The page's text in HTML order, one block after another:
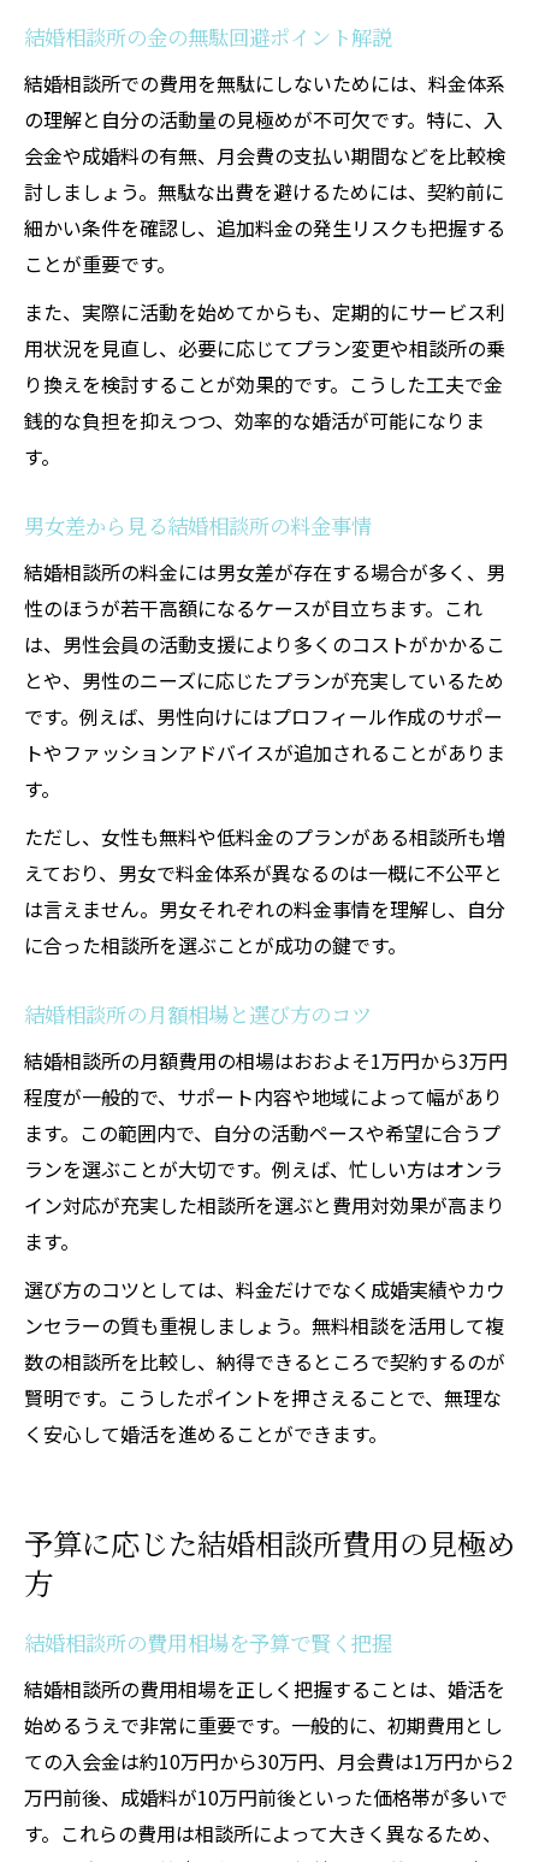
失敗しない結婚相談所費用の抑え方
納得できる結婚相談所料金の判断基準
結婚相談所料金を納得して選ぶ基準とは
結婚相談所費用で後悔しない判断ポイント
結婚相談所の成婚料が意味する価値を検証
結婚相談所料金の相場と自分に合う選択法
結婚相談所費用とサービス内容の比較術
結婚相談所の金の無駄回避ポイント解説
結婚相談所での費用を無駄にしないためには、料金体系
の理解と自分の活動量の見極めが不可欠です。特に、入
会金や成婚料の有無、月会費の支払い期間などを比較検
討しましょう。無駄な出費を避けるためには、契約前に
細かい条件を確認し、追加料金の発生リスクも把握する
ことが重要です。
また、実際に活動を始めてからも、定期的にサービス利
用状況を見直し、必要に応じてプラン変更や相談所の乗
り換えを検討することが効果的です。こうした工夫で金
銭的な負担を抑えつつ、効率的な婚活が可能になりま
す。
男女差から見る結婚相談所の料金事情
結婚相談所の料金には男女差が存在する場合が多く、男
性のほうが若干高額になるケースが目立ちます。これ
は、男性会員の活動支援により多くのコストがかかるこ
とや、男性のニーズに応じたプランが充実しているため
です。例えば、男性向けにはプロフィール作成のサポー
トやファッションアドバイスが追加されることがありま
す。
ただし、女性も無料や低料金のプランがある相談所も増
えており、男女で料金体系が異なるのは一概に不公平と
は言えません。男女それぞれの料金事情を理解し、自分
に合った相談所を選ぶことが成功の鍵です。
結婚相談所の月額相場と選び方のコツ
結婚相談所の月額費用の相場はおおよそ1万円から3万円
程度が一般的で、サポート内容や地域によって幅があり
ます。この範囲内で、自分の活動ペースや希望に合うプ
ランを選ぶことが大切です。例えば、忙しい方はオンラ
イン対応が充実した相談所を選ぶと費用対効果が高まり
ます。
選び方のコツとしては、料金だけでなく成婚実績やカウ
ンセラーの質も重視しましょう。無料相談を活用して複
数の相談所を比較し、納得できるところで契約するのが
賢明です。こうしたポイントを押さえることで、無理な
く安心して婚活を進めることができます。
予算に応じた結婚相談所費用の見極め
方
結婚相談所の費用相場を予算で賢く把握
結婚相談所の費用相場を正しく把握することは、婚活を
始めるうえで非常に重要です。一般的に、初期費用とし
ての入会金は約10万円から30万円、月会費は1万円から2
万円前後、成婚料が10万円前後といった価格帯が多いで
す。これらの費用は相談所によって大きく異なるため、